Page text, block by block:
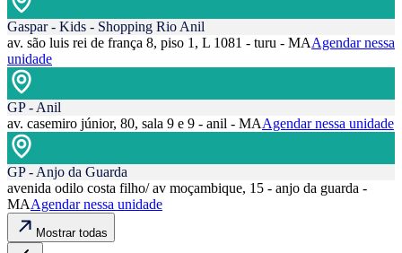
Gaspar - Kids - Shopping Rio Anil
av. são luis rei de frança 8, piso 1, L 1081 - turu - MAAgendar nessa
unidade
GP - Anil
av. casemiro júnior, 80, sala 9 e 9 - anil - MAAgendar nessa unidade
GP - Anjo da Guarda
avenida odilo costa filho/ av moçambique, 15 - anjo da guarda -
MAAgendar nessa unidade
Mostrar todas